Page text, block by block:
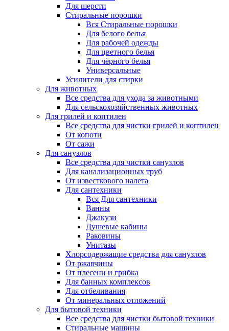
Для шерсти
Стиральные порошки
Вся Стиральные порошки
Для белого белья
Для рабочей одежды
Для цветного белья
Для чёрного белья
Универсальные
Усилители для стирки
Для животных
Все средства для ухода за животными
Для сельскохозяйственных животных
Для грилей и коптилен
Все средства для чистки грилей и коптилен
От копоти
От сажи
Для санузлов
Все средства для чистки санузлов
Для канализационных труб
От известкового налета
Для сантехники
Вся Для сантехники
Ванны
Джакузи
Душевые кабины
Раковины
Унитазы
Хлорсодержащие средства для санузлов
От ржавчины
От плесени и грибка
Для банных комплексов
Для отбеливания
От минеральных отложений
Для бытовой техники
Все средства для чистки бытовой техники
Стиральные машины